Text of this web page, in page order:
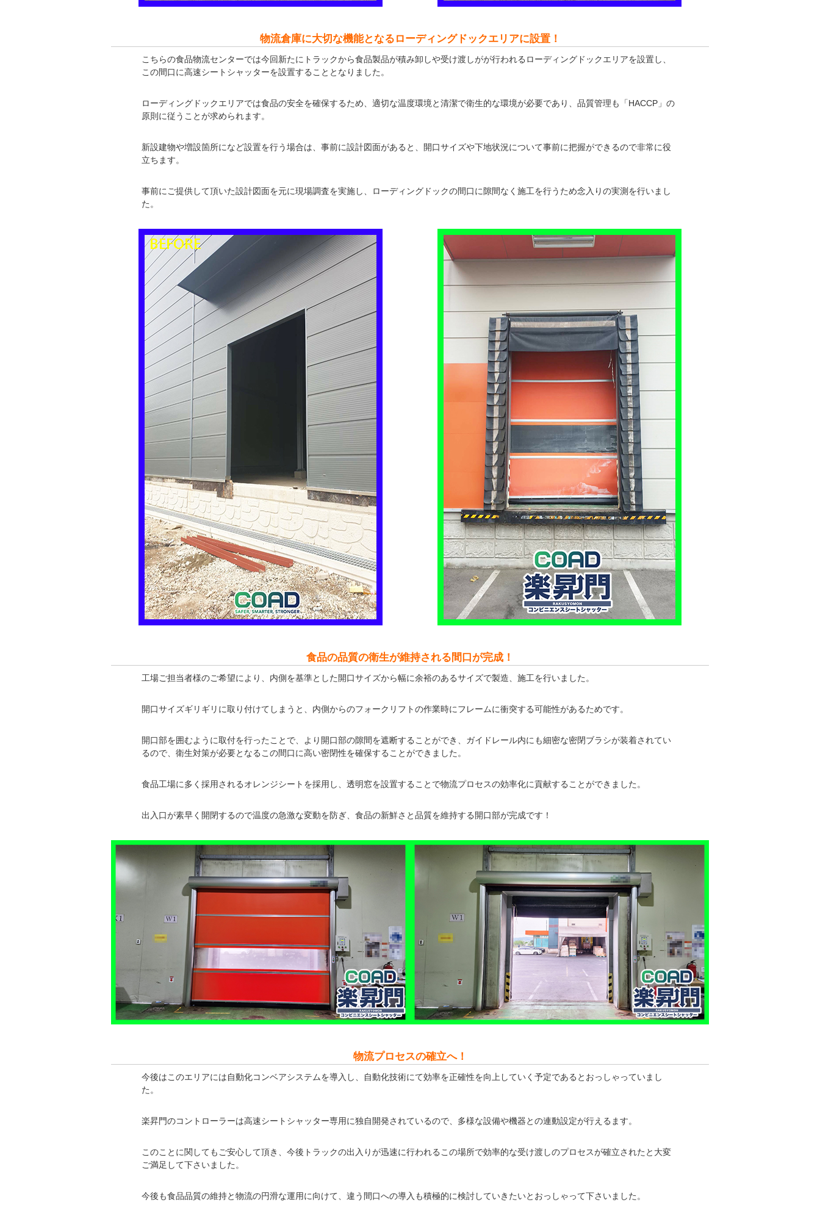
物流倉庫に大切な機能となるローディングドックエリアに設置！
こちらの食品物流センターでは今回新たにトラックから食品製品が積み卸しや受け渡しがが行われるローディングドックエリアを設置し、
この間口に高速シートシャッターを設置することとなりました。
ローディングドックエリアでは食品の安全を確保するため、適切な温度環境と清潔で衛生的な環境が必要であり、品質管理も「HACCP」の
原則に従うことが求められます。
新設建物や増設箇所になど設置を行う場合は、事前に設計図面があると、開口サイズや下地状況について事前に把握ができるので非常に役
立ちます。
事前にご提供して頂いた設計図面を元に現場調査を実施し、ローディングドックの間口に隙間なく施工を行うため念入りの実測を行いまし
た。
食品の品質の衛生が維持される間口が完成！
工場ご担当者様のご希望により、内側を基準とした開口サイズから幅に余裕のあるサイズで製造、施工を行いました。
開口サイズギリギリに取り付けてしまうと、内側からのフォークリフトの作業時にフレームに衝突する可能性があるためです。
開口部を囲むように取付を行ったことで、より開口部の隙間を遮断することができ、ガイドレール内にも細密な密閉ブラシが装着されてい
るので、衛生対策が必要となるこの間口に高い密閉性を確保することができました。
食品工場に多く採用されるオレンジシートを採用し、透明窓を設置することで物流プロセスの効率化に貢献することができました。
出入口が素早く開閉するので温度の急激な変動を防ぎ、食品の新鮮さと品質を維持する開口部が完成です！
物流プロセスの確立へ！
今後はこのエリアには自動化コンベアシステムを導入し、自動化技術にて効率を正確性を向上していく予定であるとおっしゃっていまし
た。
楽昇門のコントローラーは高速シートシャッター専用に独自開発されているので、多様な設備や機器との連動設定が行えるます。
このことに関してもご安心して頂き、今後トラックの出入りが迅速に行われるこの場所で効率的な受け渡しのプロセスが確立されたと大変
ご満足して下さいました。
今後も食品品質の維持と物流の円滑な運用に向けて、違う間口への導入も積極的に検討していきたいとおっしゃって下さいました。